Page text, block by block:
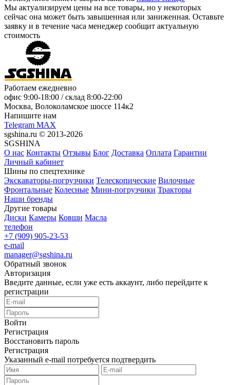
Мы актуализируем цены на все товары, но у некоторых
сейчас она может быть завышенная или заниженная. Оставьте
заявку и в течение часа менеджер сообщит актуальную
стоимость
Работаем ежедневно
офис 9:00-18:00 / склад 8:00-22:00
Москва, Волоколамское шоссе 114к2
Напишите нам
Telegram MAX
sgshina.ru © 2013-2026
SGSHINA
О нас Контакты Отзывы Блог Доставка Оплата Гарантии
Личный кабинет
Шины по спецтехнике
Экскаваторы-погрузчики Телескопические Вилочные
Фронтальные Колесные Мини-погрузчики Тракторы
Наши бренды
Другие товары
Диски Камеры Ковши Масла
телефон
+7 (909) 905-23-53
e-mail
manager@sgshina.ru
Обратный звонок
Авторизация
Введите данные, если уже есть аккаунт, либо перейдите к
регистрации
Войти
Регистрация
Восстановить пароль
Регистрация
Указанный e-mail потребуется подтвердить